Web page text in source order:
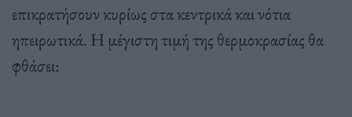
επικρατήσουν κυρίως στα κεντρικά και νότια
ηπειρωτικά. Η μέγιστη τιμή της θερμοκρασίας θα
φθάσει: